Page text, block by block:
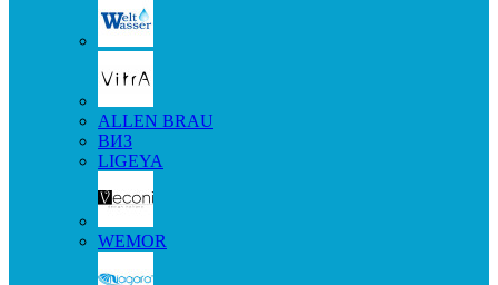
ALLEN BRAU
ВИЗ
LIGEYA
WEMOR